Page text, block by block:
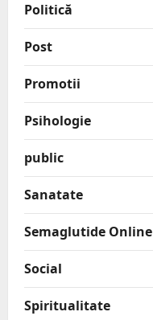
Politică
Post
Promotii
Psihologie
public
Sanatate
Semaglutide Online
Social
Spiritualitate